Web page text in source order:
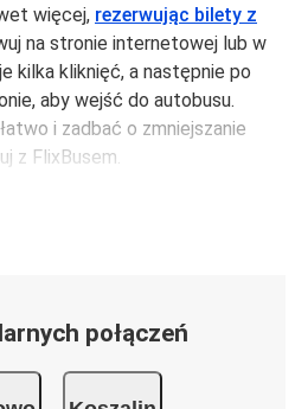
więcej, rezerwując bilety z
na stronie internetowej lub w
kilka kliknięć, a następnie po
aby wejść do autobusu.
i zadbać o zmniejszanie
z FlixBusem.
do innych miast i
połączeń